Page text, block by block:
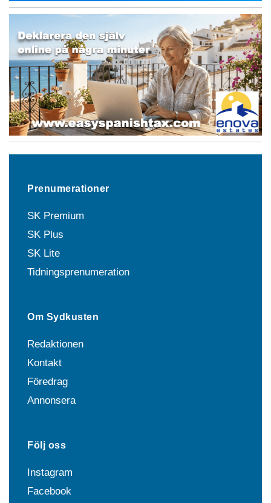
Prenumerationer
SK Premium
SK Plus
SK Lite
Tidningsprenumeration
Om Sydkusten
Redaktionen
Kontakt
Föredrag
Annonsera
Följ oss
Instagram
Facebook